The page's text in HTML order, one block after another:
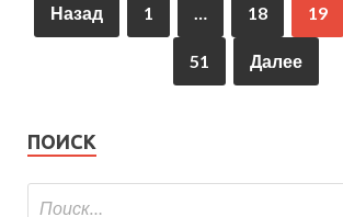
Назад 1 … 18 19
51 Далее
ПОИСК